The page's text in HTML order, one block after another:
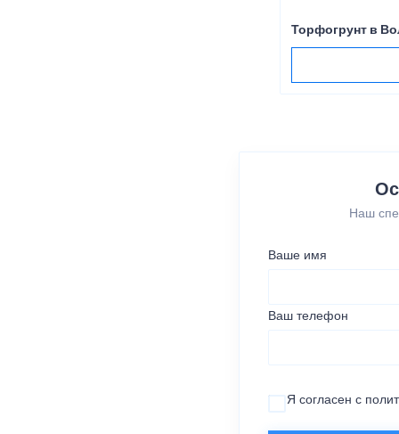
Торфогрунт в
Наш
Ваше имя
Ваш телефон
Я согласен с